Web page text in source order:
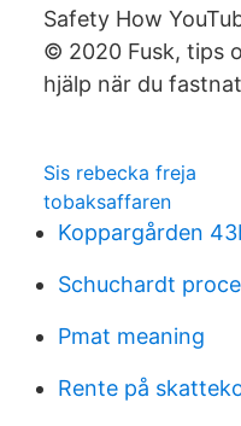
Safety How
© 2020 Fusk, tips
hjälp när du
Sis rebecka freja
tobaksaffaren
Koppargården
Schuchardt
Pmat meaning
Rente på